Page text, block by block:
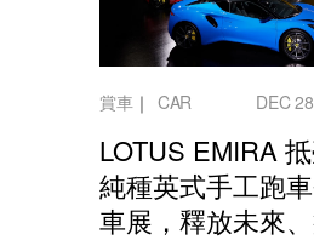
賞車｜ CAR DEC
LOTUS EMIRA
純種英式手工跑
車展，釋放未來